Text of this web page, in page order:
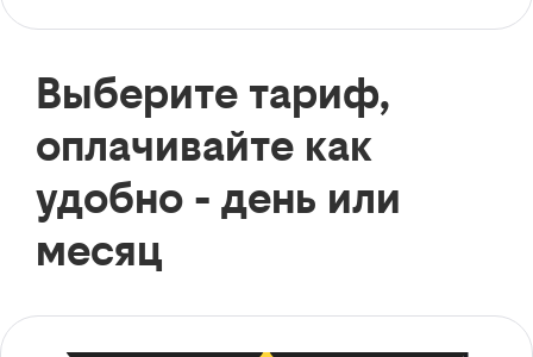
Выберите тариф,
оплачивайте как
удобно - день или
месяц